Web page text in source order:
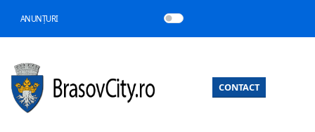
ANUNȚURI
CONTACT